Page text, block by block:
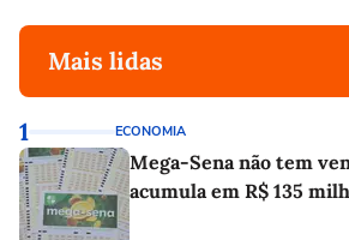
Mais lidas
1 ECONOMIA
Mega-Sena não tem
acumula em R$ 135